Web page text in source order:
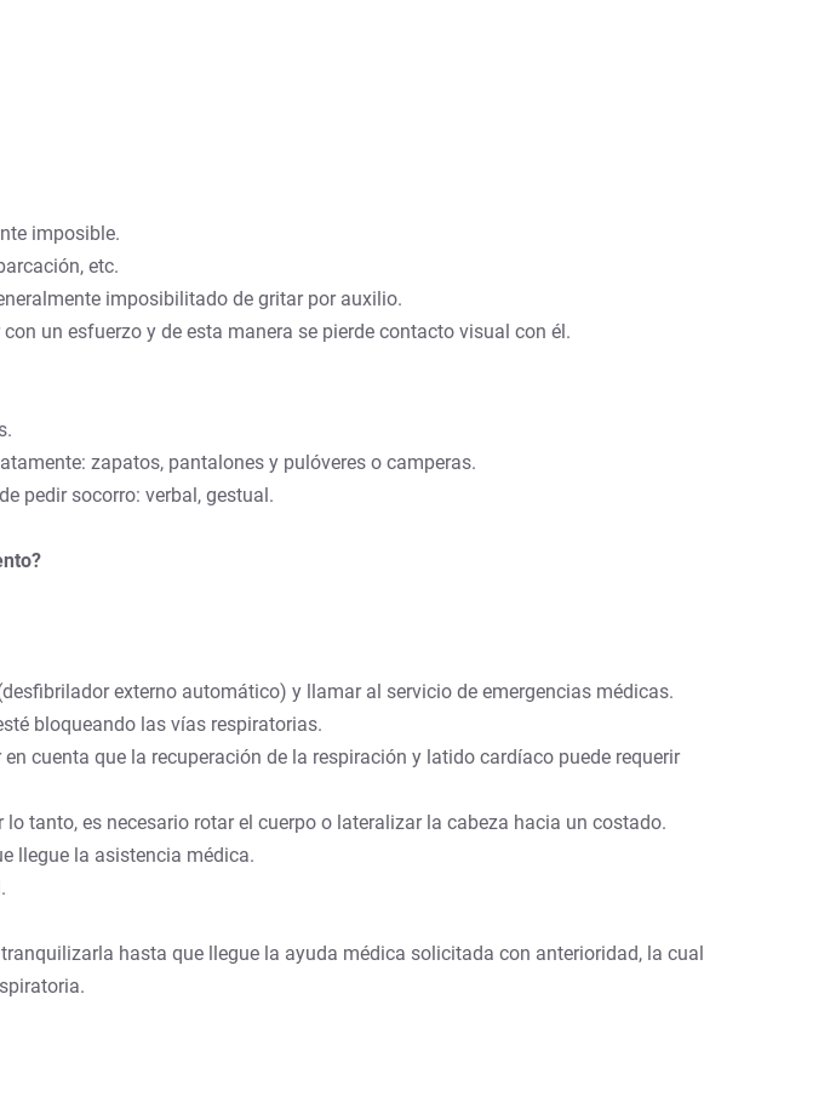
imposible.
etc.
imposibilitado de gritar por auxilio.
un esfuerzo y de esta manera se pierde contacto visual con él.
zapatos, pantalones y pulóveres o camperas.
pedir socorro: verbal, gestual.
externo automático) y llamar al servicio de emergencias médicas.
bloqueando las vías respiratorias.
cuenta que la recuperación de la respiración y latido cardíaco puede requerir
tanto, es necesario rotar el cuerpo o lateralizar la cabeza hacia un costado.
llegue la asistencia médica.
hasta que llegue la ayuda médica solicitada con anterioridad, la cual